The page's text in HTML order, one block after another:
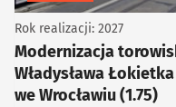
Modernizacja
Władysława
we Wrocławiu (1.75)
Rok realizacji: 2027